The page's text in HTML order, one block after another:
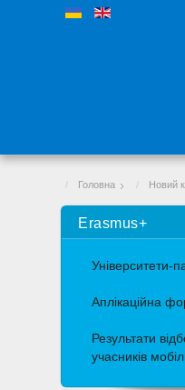
Головна Новий
Erasmus+
Університети-
Аплікаційна
Результати
учасників